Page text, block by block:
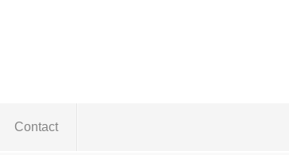
Contact